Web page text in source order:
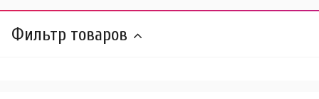
Фильтр товаров